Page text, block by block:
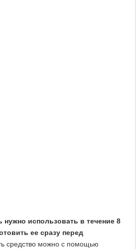
использовать в течение 8
ее сразу перед
средство можно с помощью